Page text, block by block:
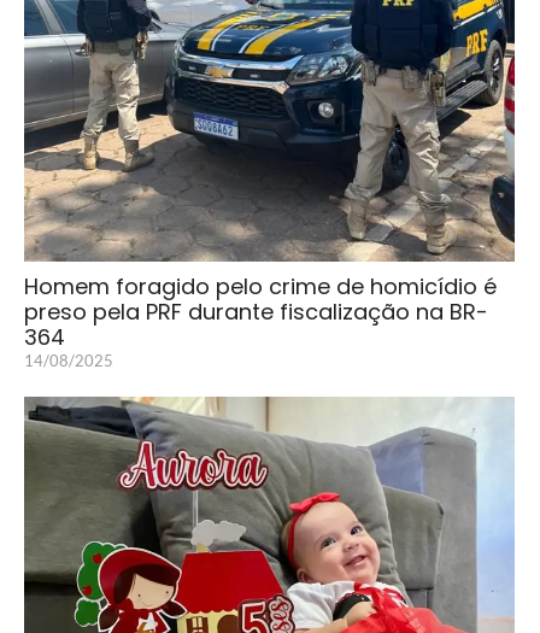
Homem foragido pelo crime de homicídio é
preso pela PRF durante fiscalização na BR-
364
14/08/2025